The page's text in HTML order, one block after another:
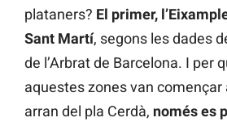
plataners? El primer,
Sant Martí, segons les dades
de l’Arbrat de Barcelona. I per
aquestes zones van començar
arran del pla Cerdà, només es